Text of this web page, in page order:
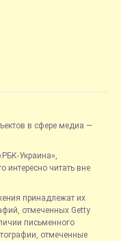
в сфере медиа —
Украина»,
интересно читать вне
принадлежат их
отмеченных Getty
письменного
отмеченные